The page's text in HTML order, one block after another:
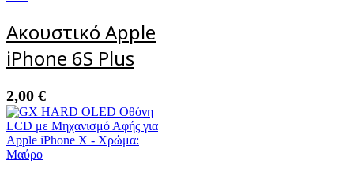
Ακουστικό Apple
iPhone 6S Plus
2,00 €